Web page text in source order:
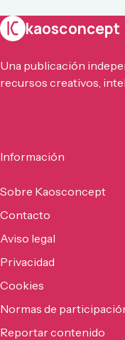
kaosconcept
Una publicación
recursos creativos,
Información
Sobre Kaosconcept
Contacto
Aviso legal
Privacidad
Cookies
Normas de
Reportar contenido